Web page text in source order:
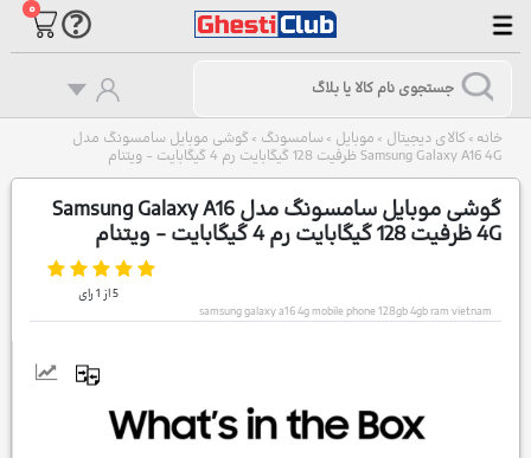
۰
خانه > کالای دیجیتال > موبایل > سامسونگ > گوشی موبایل سامسونگ مدل
Samsung Galaxy A16 4G ظرفیت 128 گیگابایت رم 4 گیگابایت - ویتنام
گوشی موبایل سامسونگ مدل Samsung Galaxy A16
4G ظرفیت 128 گیگابایت رم 4 گیگابایت - ویتنام
5از 1رای
samsung galaxy a16 4g mobile phone 128gb 4gb ram vietnam